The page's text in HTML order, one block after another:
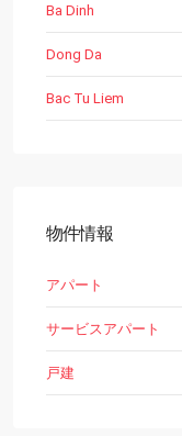
Ba Dinh
Dong Da
Bac Tu Liem
物件情報
アパート
サービスアパート
戸建